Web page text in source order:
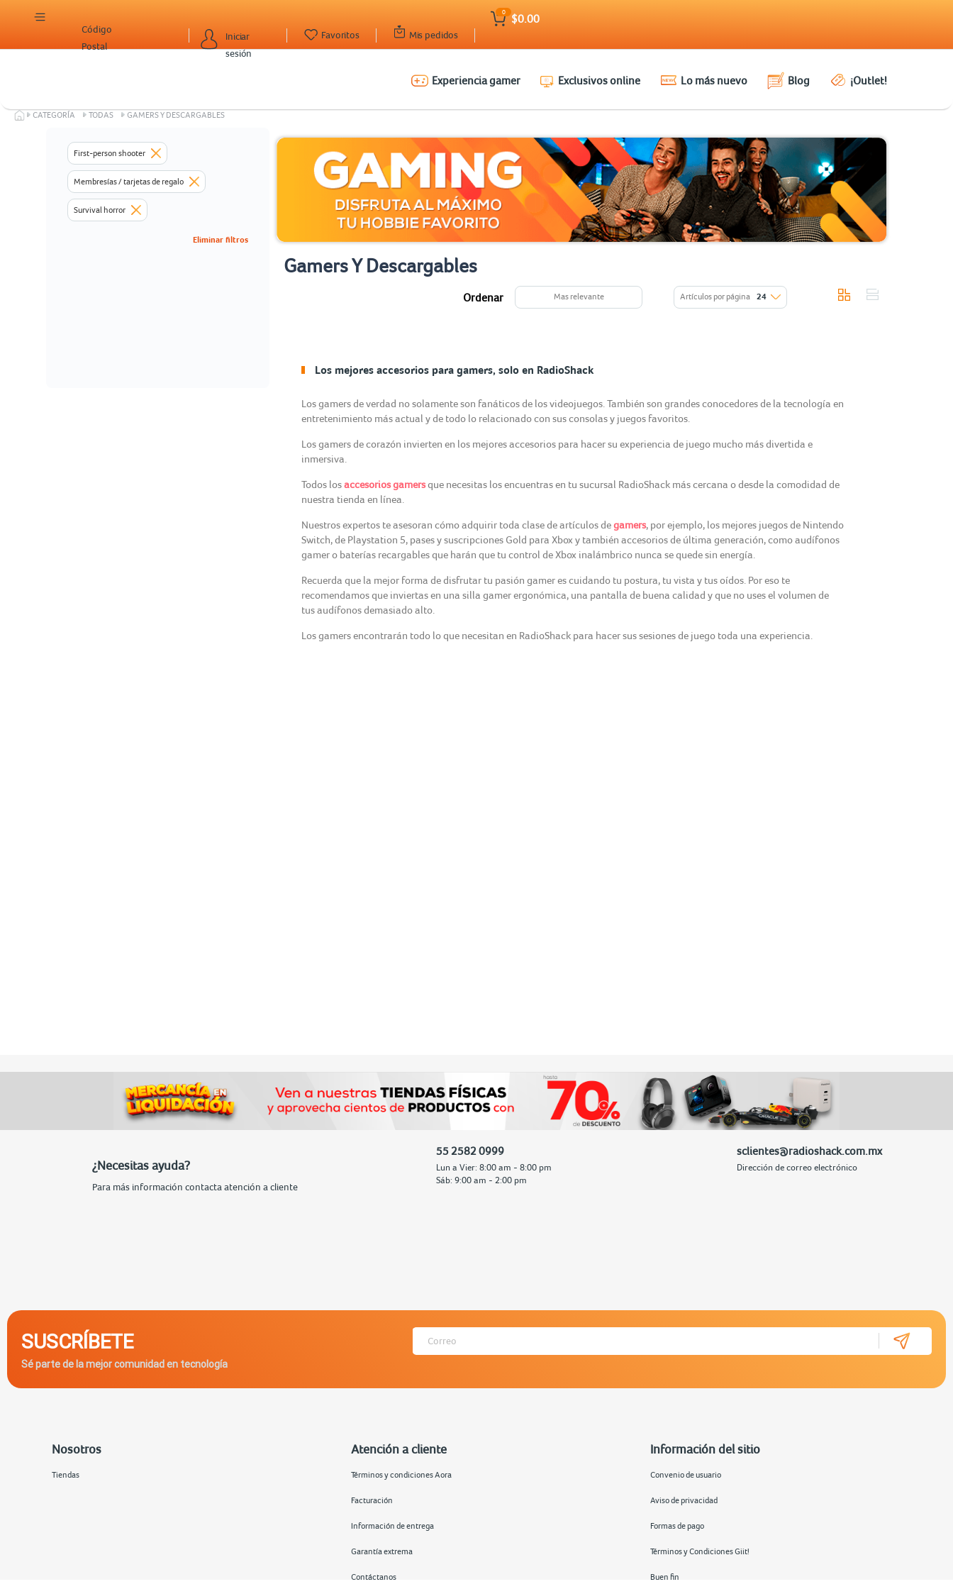
Iniciar
sesión
Código
Postal
Mis pedidos
Favoritos
0
$0.00
Experiencia gamer Exclusivos online Lo más nuevo Blog ¡Outlet!
CATEGORÍA TODAS GAMERS Y DESCARGABLES
First-person shooter
Membresías / tarjetas de regalo
Survival horror
Eliminar filtros
Gamers Y Descargables
Ordenar Mas relevante Artículos por página 24
Los mejores accesorios para gamers, solo en RadioShack
Los gamers de verdad no solamente son fanáticos de los videojuegos. También son grandes conocedores de la tecnología en
entretenimiento más actual y de todo lo relacionado con sus consolas y juegos favoritos.
Los gamers de corazón invierten en los mejores accesorios para hacer su experiencia de juego mucho más divertida e
inmersiva.
Todos losaccesorios gamersque necesitas los encuentras en tu sucursal RadioShack más cercana o desde la comodidad de
nuestra tienda en línea.
Nuestros expertos te asesoran cómo adquirir toda clase de artículos degamers, por ejemplo, los mejores juegos de Nintendo
Switch, de Playstation 5, pases y suscripciones Gold para Xbox y también accesorios de última generación, como audífonos
gamer o baterías recargables que harán que tu control de Xbox inalámbrico nunca se quede sin energía.
Recuerda que la mejor forma de disfrutar tu pasión gamer es cuidando tu postura, tu vista y tus oídos. Por eso te
recomendamos que inviertas en una silla gamer ergonómica, una pantalla de buena calidad y que no uses el volumen de
tus audífonos demasiado alto.
Los gamers encontrarán todo lo que necesitan en RadioShack para hacer sus sesiones de juego toda una experiencia.
¿Necesitas ayuda?
Para más información contacta atención a cliente
55 2582 0999
Lun a Vier: 8:00 am - 8:00 pm
Sáb: 9:00 am - 2:00 pm
sclientes@radioshack.com.mx
Dirección de correo electrónico
SUSCRÍBETE
Sé parte de la mejor comunidad en tecnología
Nosotros
Tiendas
Atención a cliente
Términos y condiciones Aora
Facturación
Información de entrega
Garantía extrema
Contáctanos
Información del sitio
Convenio de usuario
Aviso de privacidad
Formas de pago
Términos y Condiciones Giit!
Buen fin